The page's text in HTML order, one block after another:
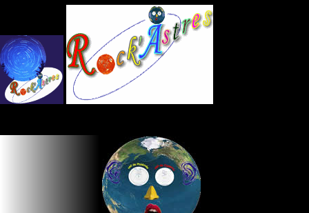
Panneau de gestion des cookies